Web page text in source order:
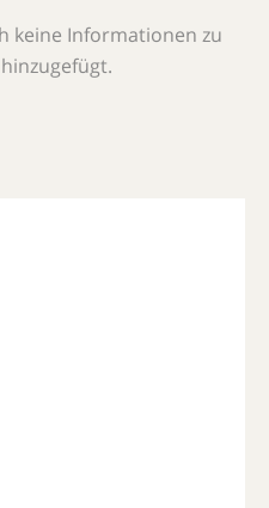
keine Informationen zu